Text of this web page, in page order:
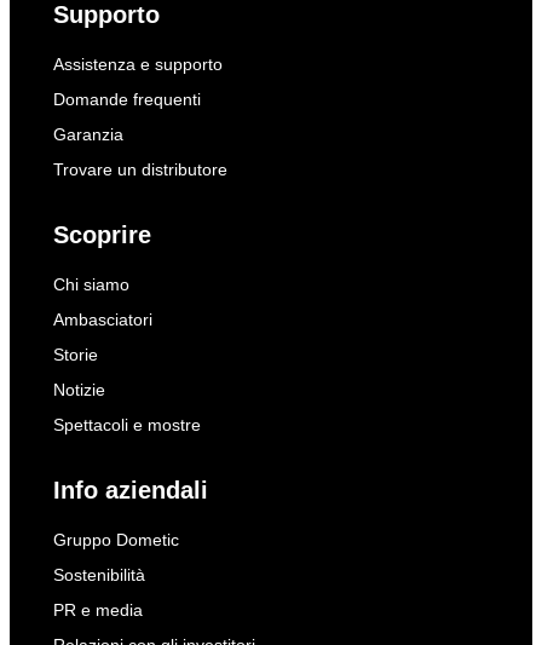
Supporto
Assistenza e supporto
Domande frequenti
Garanzia
Trovare un distributore
Scoprire
Chi siamo
Ambasciatori
Storie
Notizie
Spettacoli e mostre
Info aziendali
Gruppo Dometic
Sostenibilità
PR e media